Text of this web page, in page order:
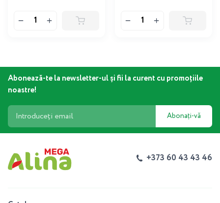
Abonează-te la newsletter-ul și fii la curent cu promoțiile
noastre!
Abonați-vă
+373 60 43 43 46